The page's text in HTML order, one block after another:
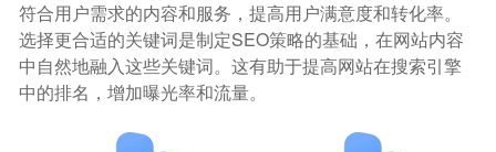
符合用户需求的内容和服务，提高用户满意度和转化率。
选择更合适的关键词是制定SEO策略的基础，在网站内容
中自然地融入这些关键词。这有助于提高网站在搜索引擎
中的排名，增加曝光率和流量。